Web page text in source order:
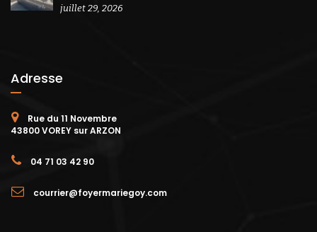
juillet 29, 2026
Adresse
Rue du 11 Novembre
43800 VOREY sur ARZON
04 71 03 42 90
courrier@foyermariegoy.com